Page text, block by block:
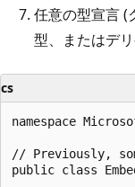
任意の型宣言 (
型、またはデ
cs
namespace
// Previously,